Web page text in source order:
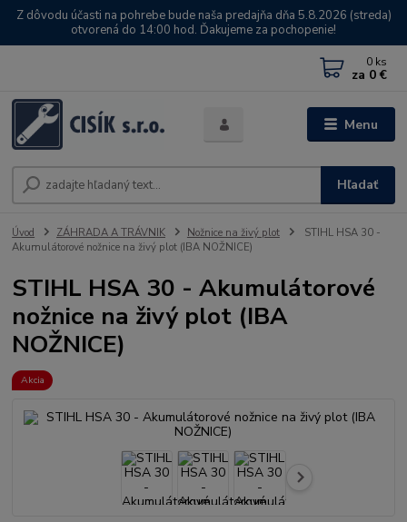
Z dôvodu účasti na pohrebe bude naša predajňa dňa 5.8.2026 (streda)
otvorená do 14:00 hod. Ďakujeme za pochopenie!
Menu
Hľadať
0 ks
za 0 €
Úvod ZÁHRADA A TRÁVNIK Nožnice na živý plot
STIHL HSA 30 -
Akumulátorové nožnice na živý plot (IBA NOŽNICE)
STIHL HSA 30 - Akumulátorové
nožnice na živý plot (IBA
NOŽNICE)
Akcia